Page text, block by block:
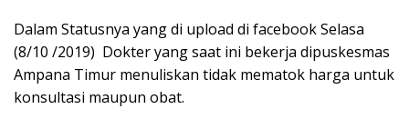
Dalam Statusnya yang di upload di facebook Selasa
(8/10 /2019) Dokter yang saat ini bekerja dipuskesmas
Ampana Timur menuliskan tidak mematok harga untuk
konsultasi maupun obat.